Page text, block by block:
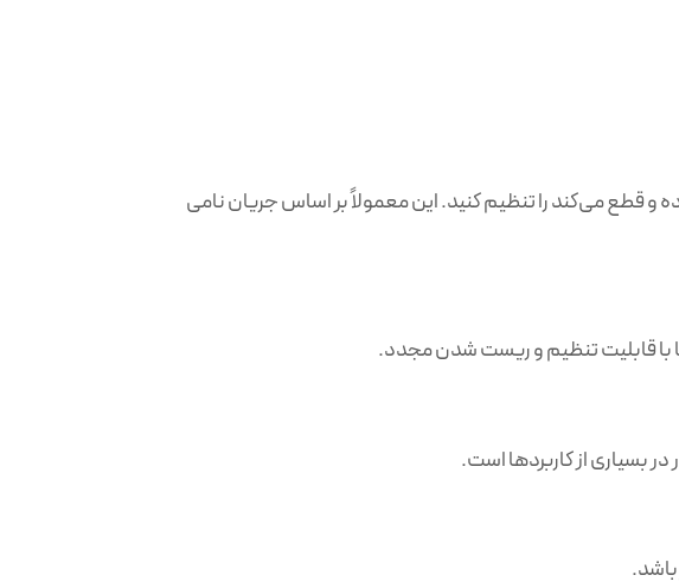
و قطع می‌کند را تنظیم کنید. این معمولاً بر اساس جریان نامی
با قابلیت تنظیم و ریست شدن مجدد.
بسیاری از کاربردها است.